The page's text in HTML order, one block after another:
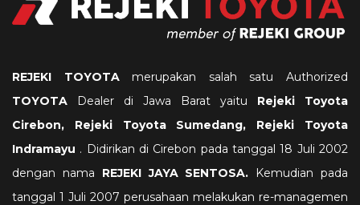
REJEKI TOYOTAmerupakan salah satu Authorized
TOYOTA Dealer di Jawa Barat yaitu Rejeki
Toyota
Cirebon, Rejeki Toyota Sumedang, Rejeki Toyota
Indramayu . Didirikan di Cirebon pada tanggal 18 Juli 2002
dengan nama REJEKI JAYA SENTOSA. Kemudian pada
tanggal 1 Juli 2007 perusahaan melakukan re-managemen